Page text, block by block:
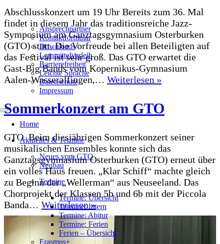
Ansprechpartner
Kontaktformular
Downloads
Lernmittelverleih
Barrierefreiheit
Leichte Sprache
Datenschutz
Impressum
Navigations-
Home
Aktuelles & Termine
Neues vom GTO
Neubau
Termine
Termine: Übersicht
Termine: Intern
Termine: Abitur
Termine: Ferien
Ferien – Übersicht
Erasmus+
Abschlusskonzert um 19 Uhr Bereits zum 36. Mal
findet in diesem Jahr das traditionsreiche Jazz-
Symposium am Ganztagsgymnasium Osterburken
(GTO) statt. Die Vorfreude bei allen Beteiligten auf
das Festival ist sehr groß. Das GTO erwartet die
Gast-Big Bands vom Kopernikus-Gymnasium
Aalen-Wasseralfingen,… Weiterlesen »
Jazz-
Symposium
19.10.2024
Sommerkonzert am GTO
GTO. Beim diesjährigen Sommerkonzert seiner
musikalischen Ensembles konnte sich das
Ganztagsgymnasium Osterburken (GTO) erneut über
ein volles Haus freuen. „Klar Schiff“ machte gleich
zu Beginn der „Wellerman“ aus Neuseeland. Das
Chorprojekt der Klassen 5b und 6b mit der Piccola
Banda… Weiterlesen »Sommerkonzert
am
GTO